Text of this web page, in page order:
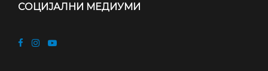
СОЦИЈАЛНИ МЕДИУМИ